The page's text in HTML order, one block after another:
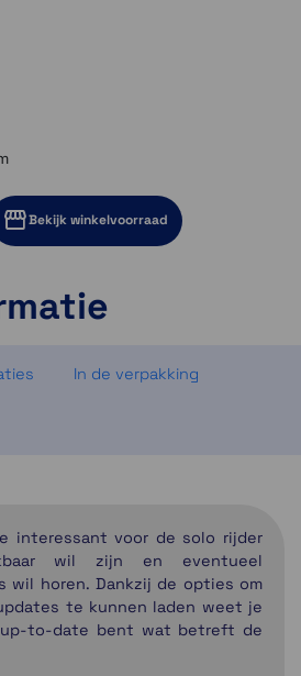
Bekijk winkelvoorraad
voorraad
In de verpakking
interessant voor de solo rijder
wil zijn en eventueel
wil horen. Dankzij de opties om
te kunnen laden weet je
to-date bent wat betreft de